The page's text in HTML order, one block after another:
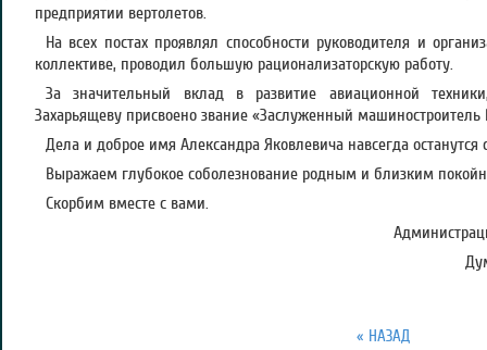
предприятии вертолетов.
На всех постах проявлял способности руководителя и
коллективе, проводил большую рационализаторскую работу.
За значительный вклад в развитие авиационной
Захарьящеву присвоено звание «Заслуженный
Дела и доброе имя Александра Яковлевича навсегда останутся
Выражаем глубокое соболезнование родным и близким
Скорбим вместе с вами.
« НАЗАД